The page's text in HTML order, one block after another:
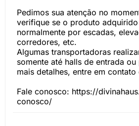
Pedimos sua atenção no
verifique se o produto adquirido
normalmente por escadas,
corredores, etc.
Algumas transportadoras
somente até halls de entrada ou
mais detalhes, entre em
Fale conosco: https://
conosco/